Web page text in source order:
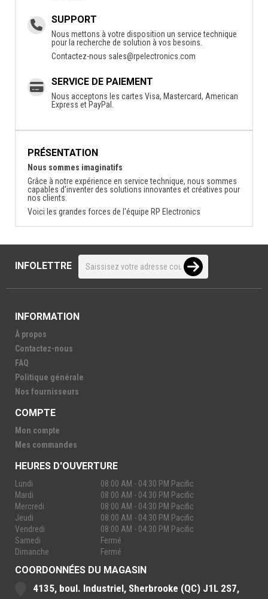
SUPPORT
Nous mettons à votre disposition un service technique
pour la recherche de solution à vos besoins.
Contactez-nous sales@rpelectronics.com
SERVICE DE PAIEMENT
Nous acceptons les cartes Visa, Mastercard, American
Express et PayPal.
PRÉSENTATION
Nous sommes imaginatifs
Grâce à notre expérience en service technique, nous sommes
capables d'inventer des solutions innovantes et créatives pour
nos clients.
Voici les grandes forces de l'équipe RP Electronics
INFOLETTRE
INFORMATION
À propos
Contactez-nous
FAQ
Politique générale
Nos fournisseurs
COMPTE
Mon compte
Mes commandes
HEURES D'OUVERTURE
Lundi
08:00 AM - 04:30 PM Pacific
Mardi
08:00 AM - 04:30 PM Pacific
Mercredi
08:00 AM - 04:30 PM Pacific
Jeudi
08:00 AM - 04:30 PM Pacific
Vendredi
08:00 AM - 04:30 PM Pacific
Samedi
Fermé
Dimanche
Fermé
COORDONNÉES DU MAGASIN
4135, boul. Industriel, Sherbrooke (QC) J1L 2S7,